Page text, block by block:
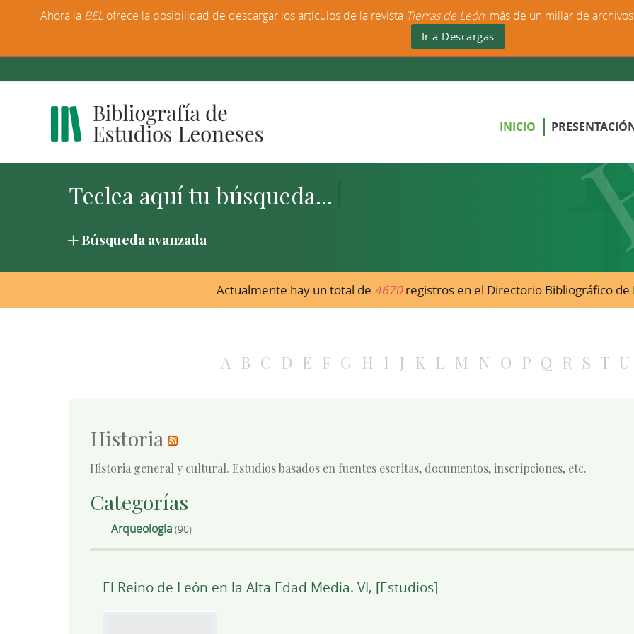
INICIO
Búsqueda avanzada
Actualmente hay un total de 4670registros en el Directorio Bibliográfico de
A B C D E F G H I J K L M N O P Q R S T U
Historia
Historia general y cultural. Estudios basados en fuentes escritas, documentos, inscripciones, etc.
Categorías
Arqueología (90)
El Reino de León en la Alta Edad Media. VI, [Estudios]
Ahora la BEL ofrece la posibilidad de descargar los artículos de la revista Tierras de León: más de un millar de
Ir a Descargas